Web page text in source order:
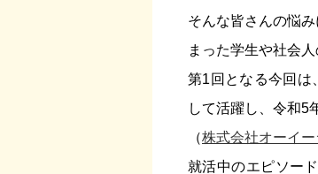
そんな皆さんの悩
まった学生や社会
第1回となる今回は
して活躍し、令和5
（株式会社オーイー
就活中のエピソー